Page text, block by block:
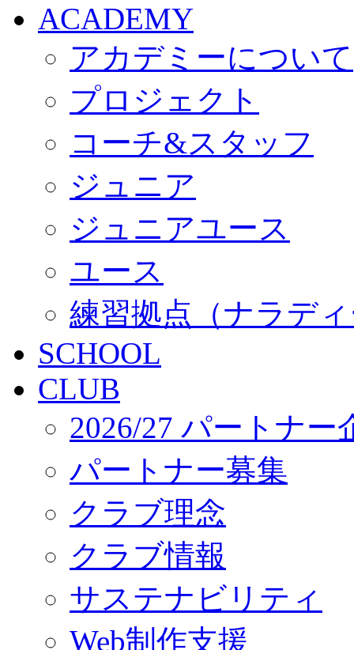
ACADEMY
アカデミーについて
プロジェクト
コーチ&スタッフ
ジュニア
ジュニアユース
ユース
練習拠点（ナラデ
SCHOOL
CLUB
2026/27 パートナー
パートナー募集
クラブ理念
クラブ情報
サステナビリティ
Web制作支援